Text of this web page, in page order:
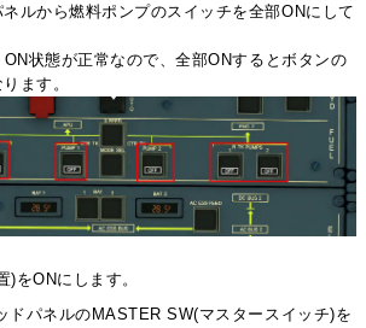
ルから燃料ポンプのスイッチを全部ONにして
状態が正常なので、全部ONするとボタンの
ます。
)をONにします。
ドパネルのMASTER SW(マスタースイッチ)を